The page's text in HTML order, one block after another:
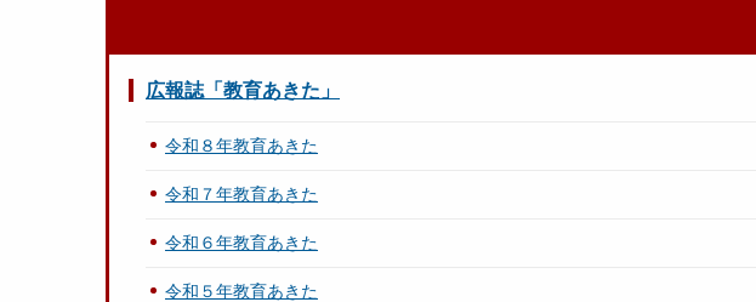
広報誌「教育あきた」
令和８年教育あきた
令和７年教育あきた
令和６年教育あきた
令和５年教育あきた